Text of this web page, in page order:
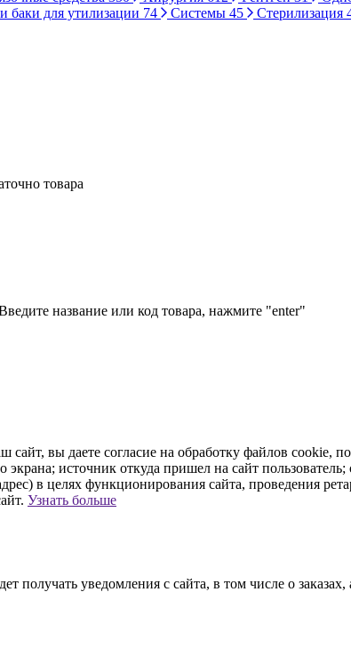
баки для утилизации 74 Системы 45 Стерилизация
товара
название или код товара, нажмите "enter"
сайт, вы даете согласие на обработку файлов cookie,
экрана; источник откуда пришел на сайт
в целях функционирования сайта, проведения
Узнать больше
получать уведомления с сайта, в том числе о